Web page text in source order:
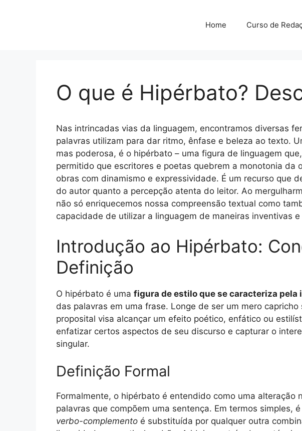
Home Curso de
O que é Hipérbato?
Nas intrincadas vias da linguagem, encontramos diversas
palavras utilizam para dar ritmo, ênfase e beleza ao texto.
mas poderosa, é o hipérbato – uma figura de linguagem
permitido que escritores e poetas quebrem a monotonia da
obras com dinamismo e expressividade. É um recurso que
do autor quanto a percepção atenta do leitor. Ao
não só enriquecemos nossa compreensão textual como
capacidade de utilizar a linguagem de maneiras inventivas
Introdução ao Hipérbato:
Definição
O hipérbato é uma figura de estilo que se caracteriza pela
das palavras em uma frase. Longe de ser um mero
proposital visa alcançar um efeito poético, enfático ou
enfatizar certos aspectos de seu discurso e capturar o
singular.
Definição Formal
Formalmente, o hipérbato é entendido como uma alteração
palavras que compõem uma sentença. Em termos simples,
verbo-complemento é substituída por qualquer outra